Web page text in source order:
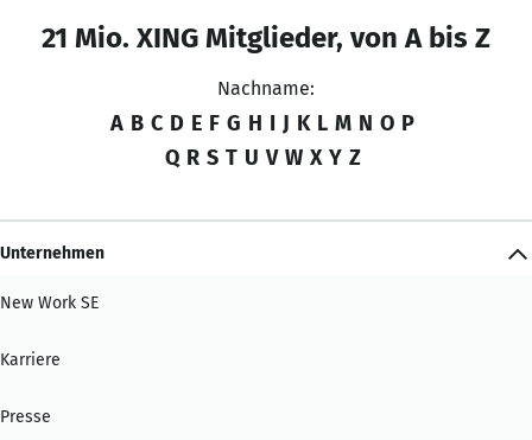
21 Mio. XING Mitglieder, von A bis Z
Nachname:
A B C D E F G H I J K L M N O P
Q R S T U V W X Y Z
Unternehmen
New Work SE
Karriere
Presse